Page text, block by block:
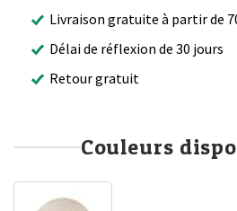
Livraison gratuite à partir de
Délai de réflexion de 30 jours
Retour gratuit
Couleurs